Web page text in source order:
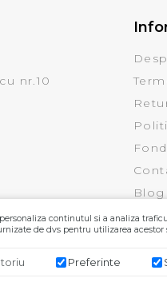
nr.10
Blog
continutul si a analiza
de dvs pentru utilizarea
Preferinte